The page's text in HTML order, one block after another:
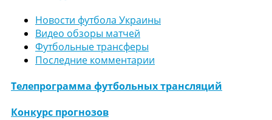
Новости футбола Украины
Видео обзоры матчей
Футбольные трансферы
Последние комментарии
Телепрограмма футбольных трансляций
Конкурс прогнозов